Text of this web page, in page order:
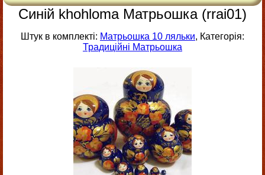
Синій khohloma Матрьошка (rrai01)
Штук в комплекті: Матрьошка 10 ляльки, Категорія:
Традиційні Матрьошка